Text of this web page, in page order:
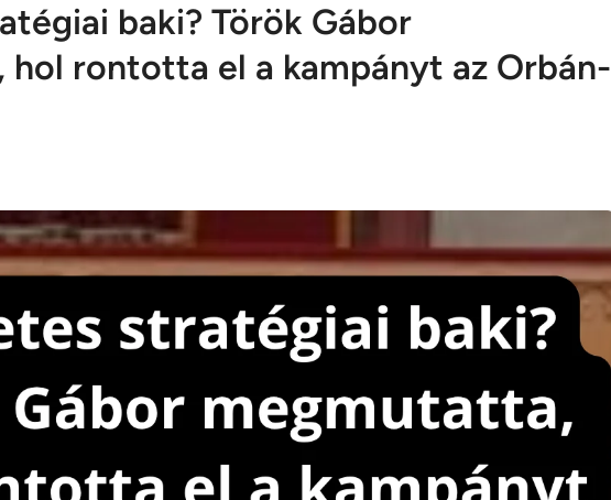
baki? Török Gábor
rontotta el a kampányt az Orbán-